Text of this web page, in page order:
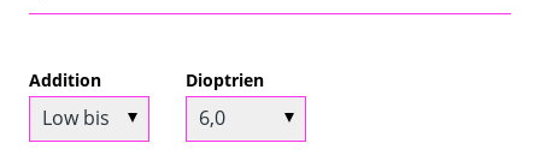
Addition Dioptrien